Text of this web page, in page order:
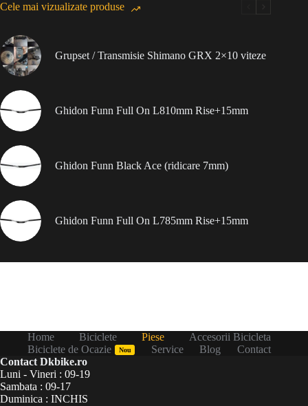
Cele mai vizualizate produse
Grupset / Transmisie Shimano GRX 2×10 viteze
Ghidon Funn Full On L810mm Rise+15mm
Ghidon Funn Black Ace (ridicare 7mm)
Ghidon Funn Full On L785mm Rise+15mm
Home Biciclete Piese
Accesorii Bicicleta
Biciclete de Ocazie
Nou Service Blog
Contact
Contact Dkbike.ro
Luni - Vineri : 09-19
Sambata : 09-17
Duminica : INCHIS